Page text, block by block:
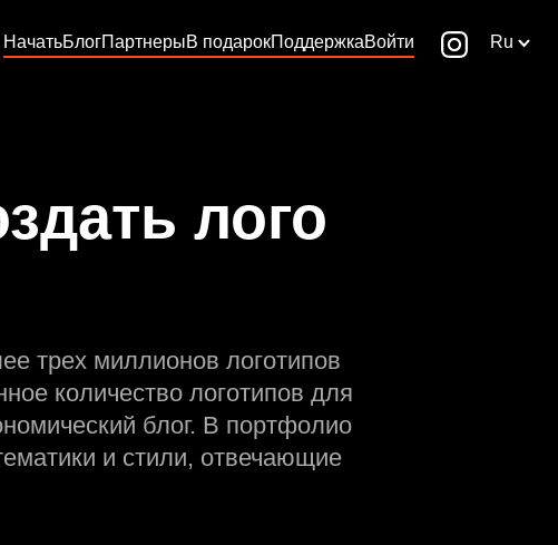
НачатьБлогПартнерыВ подарокПоддержкаВойти Ru
лого
трех миллионов логотипов
количество логотипов для
блог. В портфолио
и стили, отвечающие